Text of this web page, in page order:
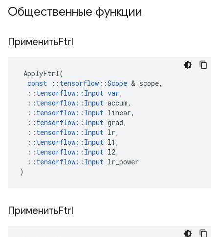
Общественные функции
ПрименитьFtrl
ApplyFtrl(
const
:: tensorflow ::Scope & scope,
:: tensorflow :: Input var,
:: tensorflow :: Input accum,
:: tensorflow :: Input linear,
:: tensorflow :: Input grad,
:: tensorflow :: Input lr,
:: tensorflow :: Input l1 ,
:: tensorflow :: Input l2,
:: tensorflow :: Input lr_power
)
ПрименитьFtrl